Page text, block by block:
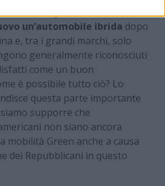
un’automobile ibrida dopo
e, tra i grandi marchi, solo
generalmente riconosciuti
come un buon
è possibile tutto ciò? Lo
questa parte importante
supporre che
non siano ancora
mobilità Green anche a causa
dei Repubblicani in questo